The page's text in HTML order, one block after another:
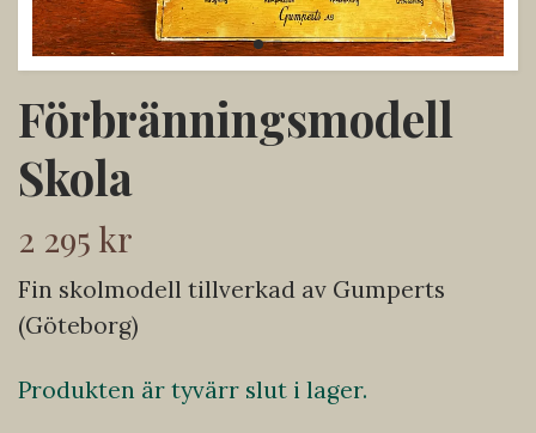
Förbränningsmodell
Skola
2 295 kr
Fin skolmodell tillverkad av Gumperts
(Göteborg)
Produkten är tyvärr slut i lager.